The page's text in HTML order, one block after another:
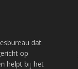
dat
op
helpt bij het